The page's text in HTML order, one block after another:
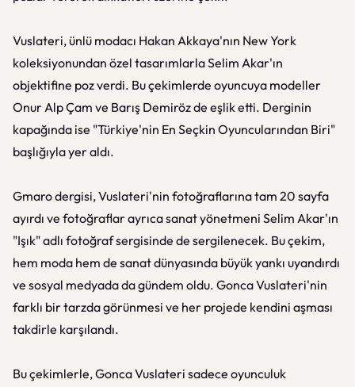
Vuslateri, ünlü modacı Hakan Akkaya'nın New York
koleksiyonundan özel tasarımlarla Selim Akar'ın
objektifine poz verdi. Bu çekimlerde oyuncuya modeller
Onur Alp Çam ve Barış Demiröz de eşlik etti. Derginin
kapağında ise "Türkiye'nin En Seçkin Oyuncularından Biri"
başlığıyla yer aldı.
Gmaro dergisi, Vuslateri'nin fotoğraflarına tam 20 sayfa
ayırdı ve fotoğraflar ayrıca sanat yönetmeni Selim Akar'ın
"Işık" adlı fotoğraf sergisinde de sergilenecek. Bu çekim,
hem moda hem de sanat dünyasında büyük yankı uyandırdı
ve sosyal medyada da gündem oldu. Gonca Vuslateri'nin
farklı bir tarzda görünmesi ve her projede kendini aşması
takdirle karşılandı.
Bu çekimlerle, Gonca Vuslateri sadece oyunculuk